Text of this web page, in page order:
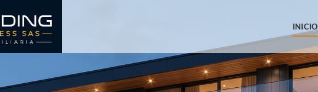
INICIO